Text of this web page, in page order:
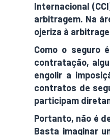
Internacional
arbitragem. Na
ojeriza à
Como o seguro
contratação,
engolir a
contratos de
participam
Portanto, não é
Basta imaginar